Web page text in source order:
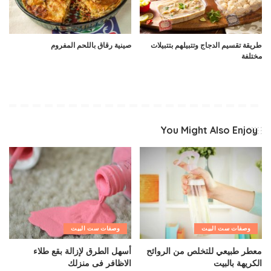
طريقة تقسيم الدجاج وتتبيلهم بتتبيلات
مختلفة
صينية رقاق باللحم المفروم
You Might Also Enjoy
وصفات ست البيت
معطر طبيعي للتخلص من الروائح
الكريهة بالبيت
وصفات ست البيت
أسهل الطرق لإزالة بقع طلاء
الاظافر فى منزلك